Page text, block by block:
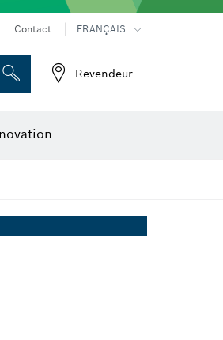
Contact FRANÇAIS
Revendeur